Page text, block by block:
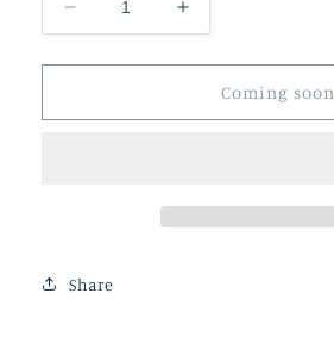
Decrease
quantity
for
-
Increase
quantity
for
Marina
-
Coming soon
Share